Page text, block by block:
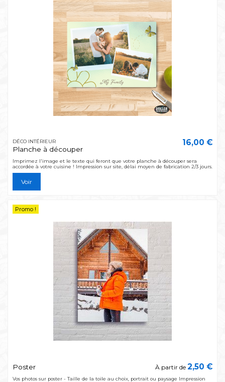
DÉCO INTÉRIEUR
Planche à découper
16,00 €
Imprimez l'image et le texte qui feront que votre planche à découper sera
accordée à votre cuisine ! Impression sur site, délai moyen de fabrication 2/3 jours.
Voir
Promo !
Poster À partir de2,50 €
Vos photos sur poster - Taille de la toile au choix, portrait ou paysage Impression